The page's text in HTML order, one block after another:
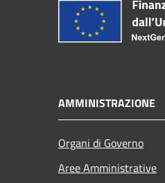
AMMINISTRAZIONE
Organi di Governo
Aree Amministrative